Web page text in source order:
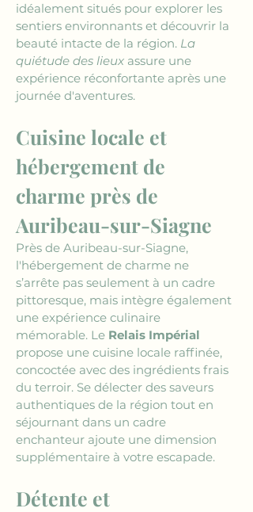
idéalement situés pour explorer les
sentiers environnants et découvrir la
beauté intacte de la région. La
quiétude des lieux assure une
expérience réconfortante après une
journée d'aventures.
Cuisine locale et
hébergement de
charme près de
Auribeau-sur-Siagne
Près de Auribeau-sur-Siagne,
l'hébergement de charme ne
s’arrête pas seulement à un cadre
pittoresque, mais intègre également
une expérience culinaire
mémorable. Le Relais Impérial
propose une cuisine locale raffinée,
concoctée avec des ingrédients frais
du terroir. Se délecter des saveurs
authentiques de la région tout en
séjournant dans un cadre
enchanteur ajoute une dimension
supplémentaire à votre escapade.
Détente et